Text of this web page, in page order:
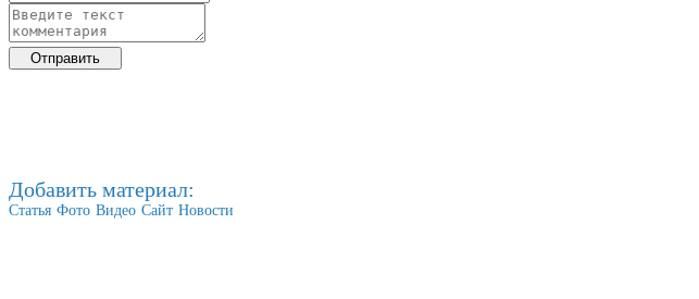
Добавить материал:
Статья Фото Видео Сайт Новости